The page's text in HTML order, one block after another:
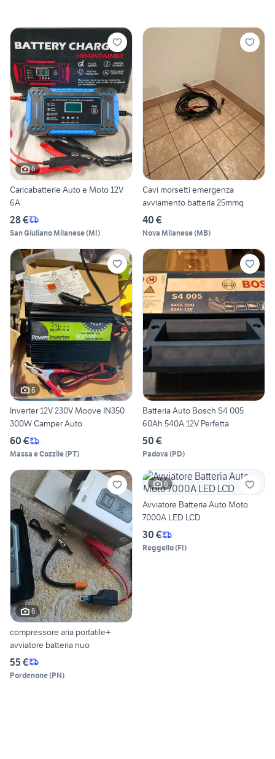
6
Caricabatterie Auto e Moto 12V
6A
28 €
San Giuliano Milanese(MI)
Cavi morsetti emergenza
avviamento batteria 25mmq
40 €
Nova Milanese(MB)
6
Inverter 12V 230V Moove IN350
300W Camper Auto
60 €
Massa e Cozzile(PT)
Batteria Auto Bosch S4 005
60Ah 540A 12V Perfetta
50 €
Padova (PD)
6
compressore aria portatile+
avviatore batteria nuo
55 €
Pordenone(PN)
6
Avviatore Batteria Auto Moto
7000A LED LCD
30 €
Reggello(FI)